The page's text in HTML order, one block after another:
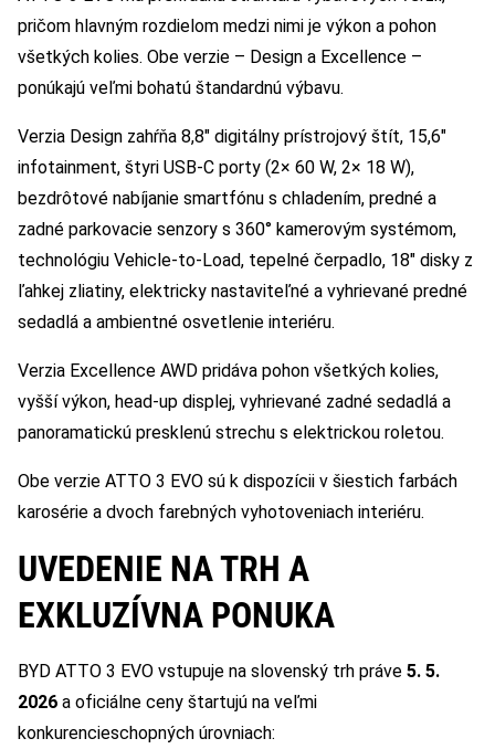
pričom hlavným rozdielom medzi nimi je výkon a pohon
všetkých kolies. Obe verzie – Design a Excellence –
ponúkajú veľmi bohatú štandardnú výbavu.
Verzia Design zahŕňa 8,8″ digitálny prístrojový štít, 15,6″
infotainment, štyri USB-C porty (2× 60 W, 2× 18 W),
bezdrôtové nabíjanie smartfónu s chladením, predné a
zadné parkovacie senzory s 360° kamerovým systémom,
technológiu Vehicle-to-Load, tepelné čerpadlo, 18″ disky z
ľahkej zliatiny, elektricky nastaviteľné a vyhrievané predné
sedadlá a ambientné osvetlenie interiéru.
Verzia Excellence AWD pridáva pohon všetkých kolies,
vyšší výkon, head-up displej, vyhrievané zadné sedadlá a
panoramatickú presklenú strechu s elektrickou roletou.
Obe verzie ATTO 3 EVO sú k dispozícii v šiestich farbách
karosérie a dvoch farebných vyhotoveniach interiéru.
UVEDENIE NA TRH A
EXKLUZÍVNA PONUKA
BYD ATTO 3 EVO vstupuje na slovenský trh práve 5. 5.
2026 a oficiálne ceny štartujú na veľmi
konkurencieschopných úrovniach: